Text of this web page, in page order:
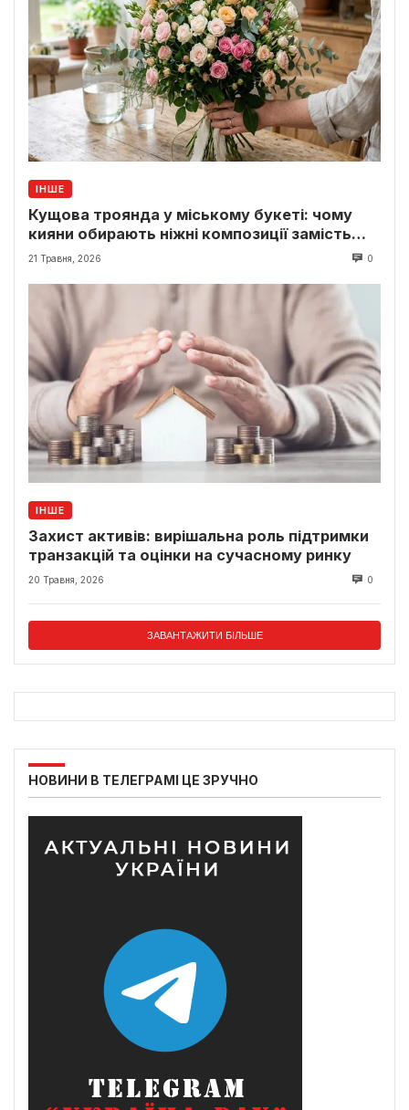
ІНШЕ
Кущова троянда у міському букеті: чому
кияни обирають ніжні композиції замість
класики
21 Травня, 2026 0
ІНШЕ
Захист активів: вирішальна роль підтримки
транзакцій та оцінки на сучасному ринку
20 Травня, 2026 0
ЗАВАНТАЖИТИ БІЛЬШЕ
НОВИНИ В ТЕЛЕГРАМІ ЦЕ ЗРУЧНО